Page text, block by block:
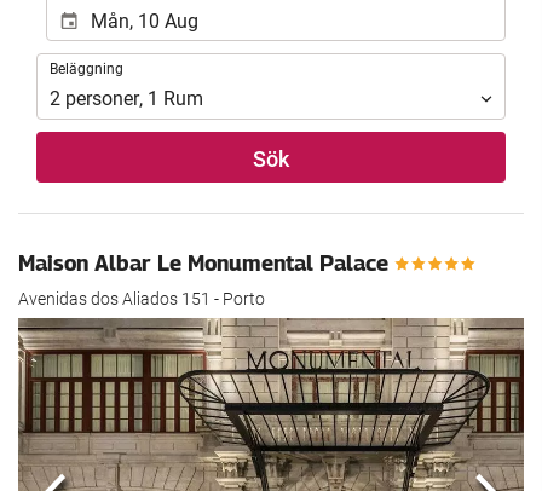
Beläggning
Beläggning
2 personer, 1 Rum
Sök
Maison Albar Le Monumental Palace
Avenidas dos Aliados 151 - Porto